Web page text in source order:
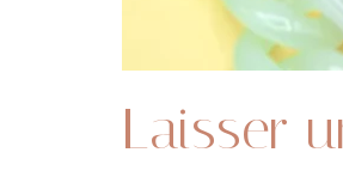
Laisser